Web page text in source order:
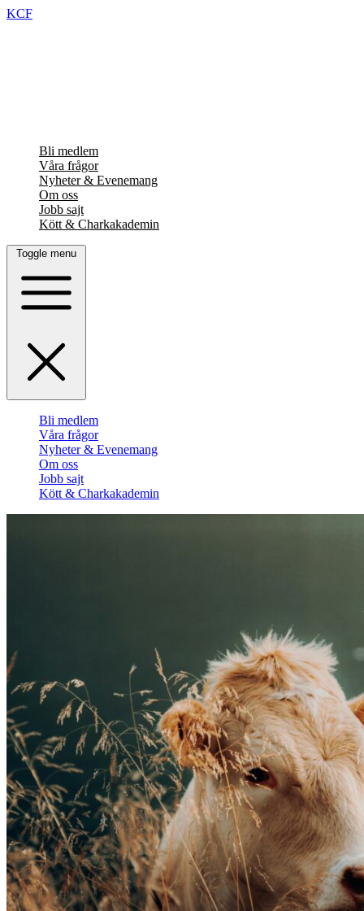
KCF
Bli medlem
Våra frågor
Nyheter & Evenemang
Om oss
Jobb sajt
Kött & Charkakademin
Toggle menu
Bli medlem
Våra frågor
Nyheter & Evenemang
Om oss
Jobb sajt
Kött & Charkakademin